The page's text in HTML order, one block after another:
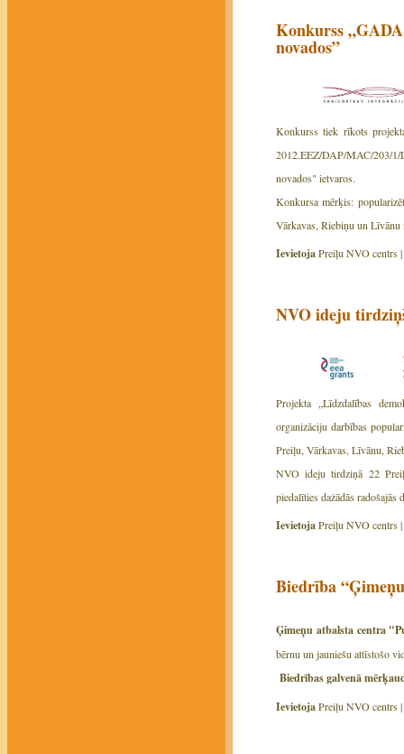
Konkurss
novados”
Konkurss tiek rīkots
2012.EEZ/DAP/MAC/203/
novados" ietvaros.
Konkursa mērķis:
Vārkavas, Riebiņu un Līvānu
IevietojaPreiļu NVO centrs |
NVO ideju
Projekta „Līdzdalības
organizāciju darbības
Preiļu, Vārkavas, Līvānu,
NVO ideju tirdziņā 22
piedalīties dažādās
IevietojaPreiļu NVO centrs |
Biedrība
Ģimeņu atbalsta centra
bērnu un jauniešu attīstošo
Biedrības galvenā
IevietojaPreiļu NVO centrs |